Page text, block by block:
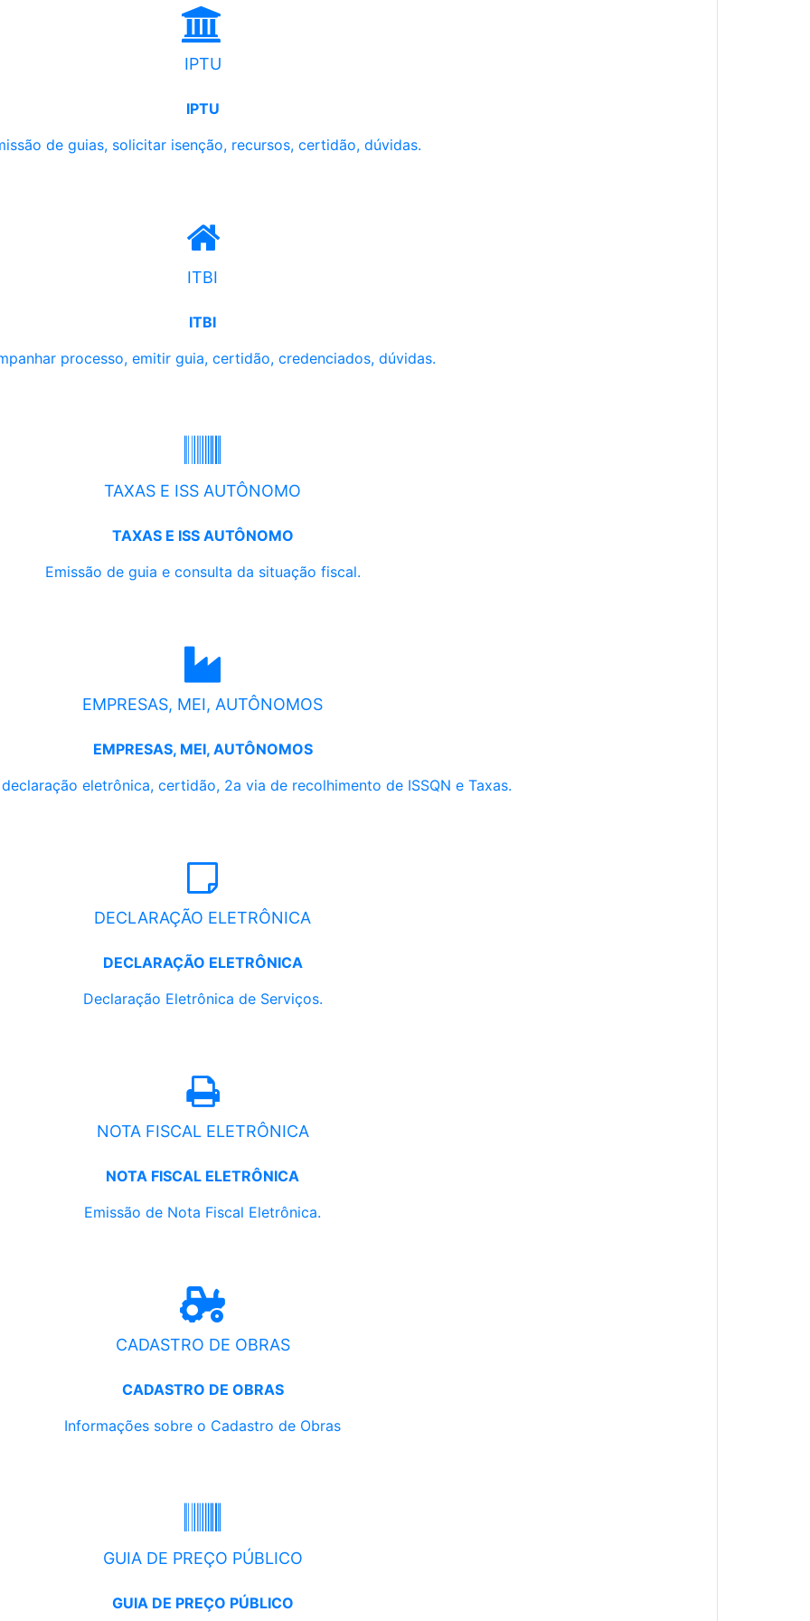
IPTU
IPTU
de guias, solicitar isenção, recursos, certidão, dúvidas.
ITBI
ITBI
processo, emitir guia, certidão, credenciados, dúvidas.
TAXAS E ISS AUTÔNOMO
TAXAS E ISS AUTÔNOMO
Emissão de guia e consulta da situação fiscal.
EMPRESAS, MEI, AUTÔNOMOS
EMPRESAS, MEI, AUTÔNOMOS
eletrônica, certidão, 2a via de recolhimento de ISSQN e Taxas.
DECLARAÇÃO ELETRÔNICA
DECLARAÇÃO ELETRÔNICA
Declaração Eletrônica de Serviços.
NOTA FISCAL ELETRÔNICA
NOTA FISCAL ELETRÔNICA
Emissão de Nota Fiscal Eletrônica.
CADASTRO DE OBRAS
CADASTRO DE OBRAS
Informações sobre o Cadastro de Obras
GUIA DE PREÇO PÚBLICO
GUIA DE PREÇO PÚBLICO